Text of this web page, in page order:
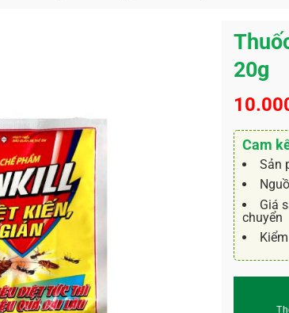
20g
Cam
Sản
Giá
chuyển